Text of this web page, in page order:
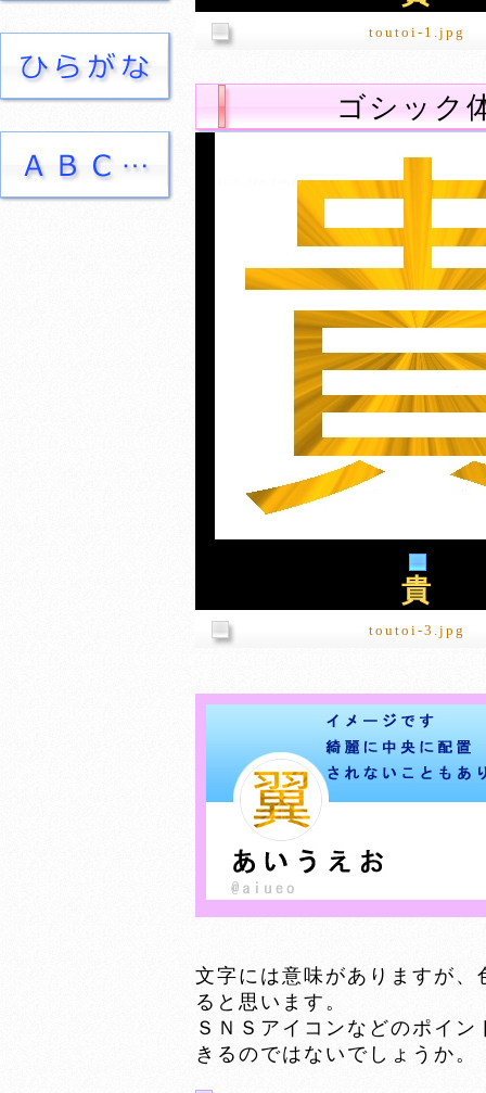
toutoi-1.jpg
ゴシック
貴
toutoi-3.jpg
文字には意味がありますが
ると思います。
ＳＮＳアイコンなどのポイ
きるのではないでしょうか。